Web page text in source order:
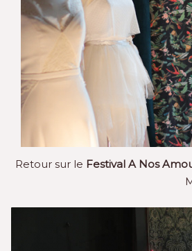
Retour sur le Festival A Nos